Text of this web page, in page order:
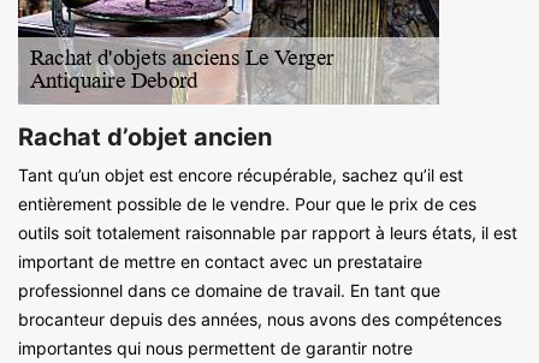
Rachat d’objet ancien
Tant qu’un objet est encore récupérable, sachez qu’il est
entièrement possible de le vendre. Pour que le prix de ces
outils soit totalement raisonnable par rapport à leurs états, il est
important de mettre en contact avec un prestataire
professionnel dans ce domaine de travail. En tant que
brocanteur depuis des années, nous avons des compétences
importantes qui nous permettent de garantir notre